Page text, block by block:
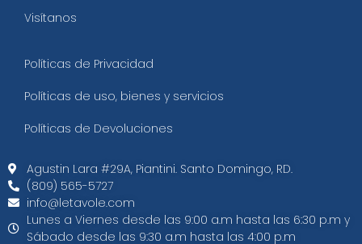
Visítanos
Políticas de Privacidad
Políticas de uso, bienes y servicios
Políticas de Devoluciones
Agustin Lara #29A, Piantini. Santo Domingo, RD.​
(809) 565-5727
info@letavole.com
Lunes a Viernes desde las 9:00 a.m hasta las 6:30 p.m y
Sábado desde las 9:30 a.m hasta las 4:00 p.m